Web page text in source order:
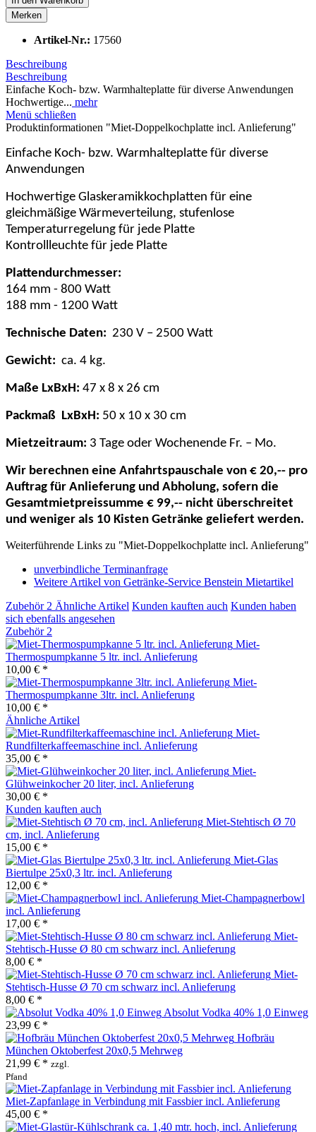
Merken
Artikel-Nr.: 17560
Beschreibung
Beschreibung
Einfache Koch- bzw. Warmhalteplatte für diverse Anwendungen
Hochwertige... mehr
Menü schließen
Produktinformationen "Miet-Doppelkochplatte incl. Anlieferung"
Einfache Koch- bzw. Warmhalteplatte für diverse
Anwendungen
Hochwertige Glaskeramikkochplatten für eine
gleichmäßige Wärmeverteilung, stufenlose
Temperaturregelung für jede Platte
Kontrollleuchte für jede Platte
Plattendurchmesser:
164 mm - 800 Watt
188 mm - 1200 Watt
Technische Daten: 230 V – 2500 Watt
Gewicht: ca. 4 kg.
Maße LxBxH: 47 x 8 x 26 cm
Packmaß LxBxH: 50 x 10 x 30 cm
Mietzeitraum: 3 Tage oder Wochenende Fr. – Mo.
Wir berechnen eine Anfahrtspauschale von € 20,-- pro
Auftrag für Anlieferung und Abholung, sofern die
Gesamtmietpreissumme € 99,-- nicht überschreitet
und weniger als 10 Kisten Getränke geliefert werden.
Weiterführende Links zu "Miet-Doppelkochplatte incl. Anlieferung"
unverbindliche Terminanfrage
Weitere Artikel von Getränke-Service Benstein Mietartikel
Zubehör 2 Ähnliche Artikel Kunden kauften auch Kunden haben
sich ebenfalls angesehen
Zubehör 2
Miet-
Thermospumpkanne 5 ltr. incl. Anlieferung
10,00 € *
Miet-
Thermospumpkanne 3ltr. incl. Anlieferung
10,00 € *
Ähnliche Artikel
Miet-
Rundfilterkaffeemaschine incl. Anlieferung
35,00 € *
Miet-
Glühweinkocher 20 liter, incl. Anlieferung
30,00 € *
Kunden kauften auch
Miet-Stehtisch Ø 70
cm, incl. Anlieferung
15,00 € *
Miet-Glas
Biertulpe 25x0,3 ltr. incl. Anlieferung
12,00 € *
Miet-Champagnerbowl
incl. Anlieferung
17,00 € *
Miet-
Stehtisch-Husse Ø 80 cm schwarz incl. Anlieferung
8,00 € *
Miet-
Stehtisch-Husse Ø 70 cm schwarz incl. Anlieferung
8,00 € *
Absolut Vodka 40% 1,0 Einweg
23,99 € *
Hofbräu
München Oktoberfest 20x0,5 Mehrweg
21,99 € * zzgl.
Pfand
Miet-Zapfanlage in Verbindung mit Fassbier incl. Anlieferung
45,00 € *